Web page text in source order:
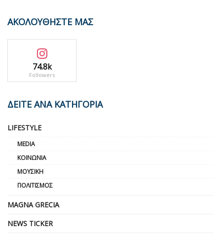
ΑΚΟΛΟΥΘΗΣΤΕ ΜΑΣ
74.8k
Followers
ΔΕΙΤΕ ΑΝΑ ΚΑΤΗΓΟΡΙΑ
LIFESTYLE
MEDIA
ΚΟΙΝΩΝΊΑ
ΜΟΥΣΙΚΉ
ΠΟΛΙΤΙΣΜΌΣ
MAGNA GRECIA
NEWS TICKER